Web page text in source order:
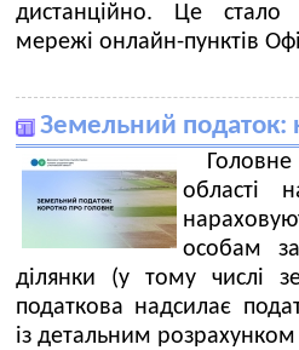
дистанційно. Це
мережі онлайн-пунктів
Земельний податок:
області
особам
ділянки (у тому числі
податкова надсилає
із детальним